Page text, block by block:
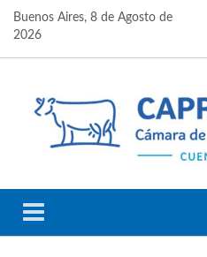
Buenos Aires, 8 de Agosto de
2026